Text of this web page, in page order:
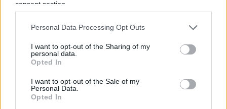
consent section.
Personal Data Processing Opt Outs
I want to opt-out of the Sharing of my
personal data.
Opted In
I want to opt-out of the Sale of my
Personal Data.
Opted In
media e il Dipartimento sta esaminando la
questione”, ha dichiarato Sabrina Singh
, vice
degli Stati Uniti. Secondo quanto riporta ilNew
York Times, gli atti segreti risalgono ad oltre un
mese fa, il 1° marzo. La controffensiva invece
sarebbe prevista per il 30 aprile. Uno dei